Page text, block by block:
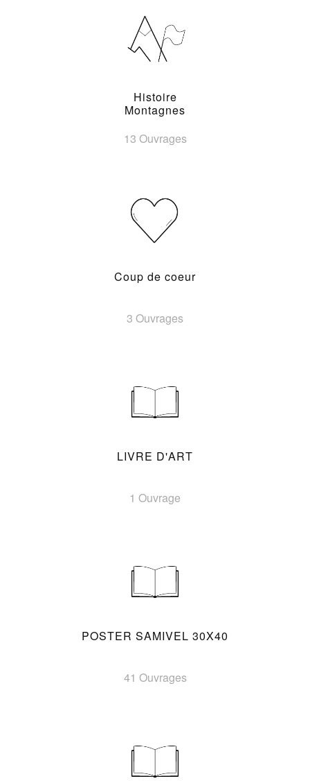
Histoire
Montagnes
13 Ouvrages
Coup de coeur
3 Ouvrages
LIVRE D'ART
1 Ouvrage
POSTER SAMIVEL 30X40
41 Ouvrages